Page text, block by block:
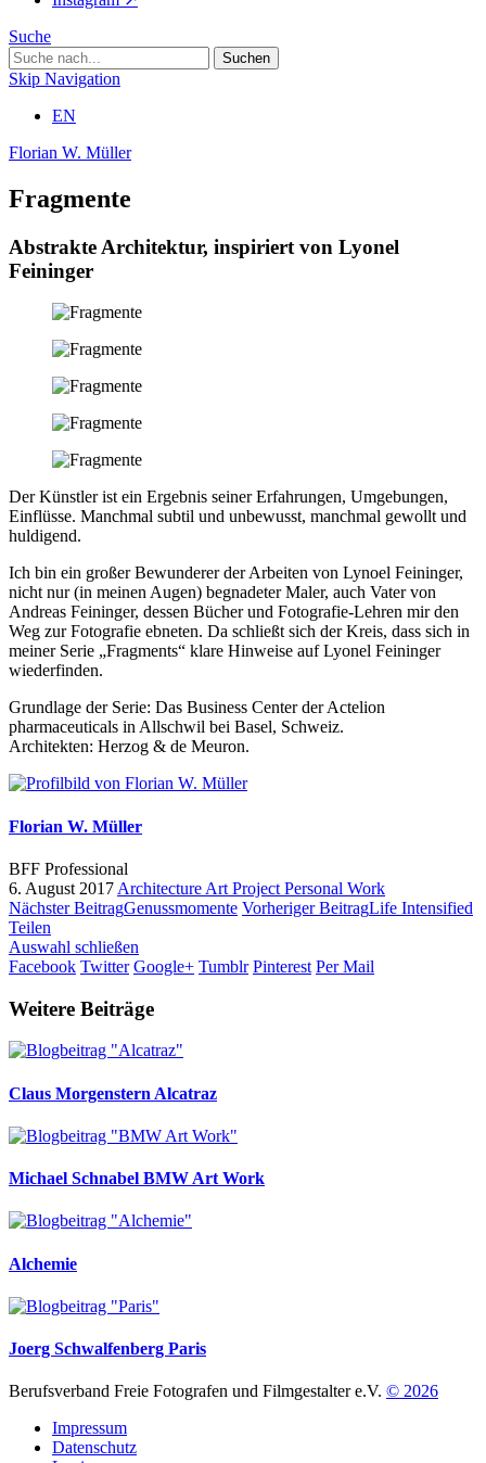
Suche
Skip Navigation
EN
Florian W. Müller
Fragmente
Abstrakte Architektur, inspiriert von Lyonel
Feininger
Der Künstler ist ein Ergebnis seiner Erfahrungen, Umgebungen,
Einflüsse. Manchmal subtil und unbewusst, manchmal gewollt und
huldigend.
Ich bin ein großer Bewunderer der Arbeiten von Lynoel Feininger,
nicht nur (in meinen Augen) begnadeter Maler, auch Vater von
Andreas Feininger, dessen Bücher und Fotografie-Lehren mir den
Weg zur Fotografie ebneten. Da schließt sich der Kreis, dass sich in
meiner Serie „Fragments“ klare Hinweise auf Lyonel Feininger
wiederfinden.
Grundlage der Serie: Das Business Center der Actelion
pharmaceuticals in Allschwil bei Basel, Schweiz.
Architekten: Herzog & de Meuron.
Florian W. Müller
BFF Professional
6. August 2017 Architecture Art Project Personal Work
Nächster BeitragGenussmomente Vorheriger BeitragLife Intensified
Teilen
Auswahl schließen
Facebook Twitter Google+ Tumblr Pinterest Per Mail
Weitere Beiträge
Claus Morgenstern Alcatraz
Michael Schnabel BMW Art Work
Alchemie
Joerg Schwalfenberg Paris
Berufsverband Freie Fotografen und Filmgestalter e.V. © 2026
Impressum
Datenschutz